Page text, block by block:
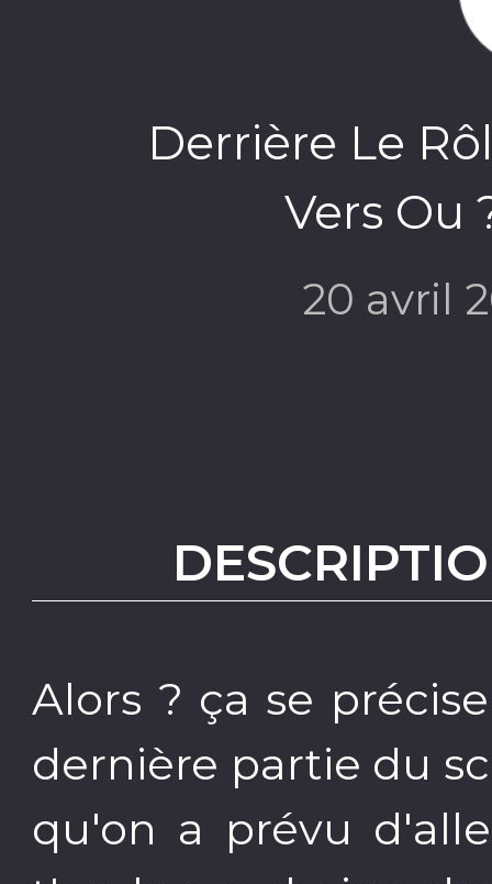
Derrière Le
Vers Ou
20 avril
Alors ? ça se
dernière partie du
qu'on a prévu